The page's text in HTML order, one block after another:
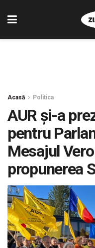
Acasă Politica
AUR și-a
pentru
Mesajul
propunerea